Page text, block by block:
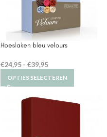
Hoeslaken bleu velours
€24,95 - €39,95
OPTIES SELECTEREN